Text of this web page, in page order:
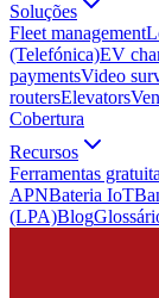
Soluções
Fleet management
(Telefónica)EV
paymentsVideo
routersElevators
Cobertura
Recursos
Ferramentas
APNBateria IoT
(LPA)Blog